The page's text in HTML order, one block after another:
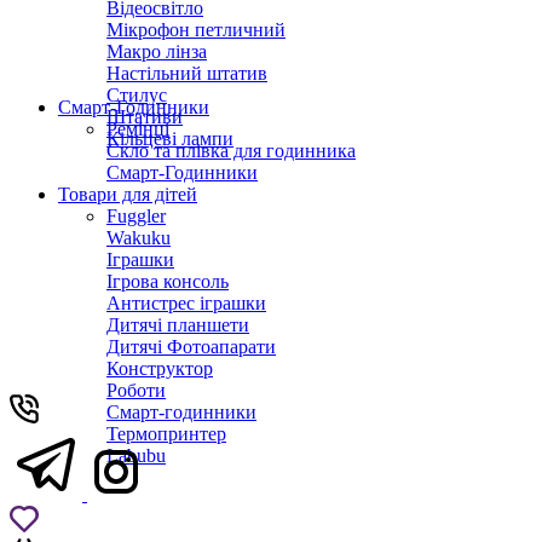
Відеосвітло
Мікрофон петличний
Макро лінза
Настільний штатив
Стилус
Штативи
Кільцеві лампи
Смарт-Годинники
Ремінці
Скло та плівка для годинника
Смарт-Годинники
Товари для дітей
Fuggler
Wakuku
Іграшки
Ігрова консоль
Антистрес іграшки
Дитячi планшети
Дитячі Фотоапарати
Конструктор
Роботи
Смарт-годинники
Термопринтер
Labubu